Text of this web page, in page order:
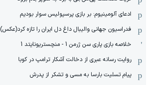
ادعای آلومینیوم: بر بازی پرسپولیس سوار بودیم
فدراسیون جهانی والیبال داغ دل ایران را تازه کرد(عکس)
خلاصه بازی پاری سن ژرمن 1 - منچستریونایتد 1
روایت رسانه عبری از دخالت آشکار ترامپ در کوبا
پیام تسلیت بارسا به مسی و تشکر از پدرش